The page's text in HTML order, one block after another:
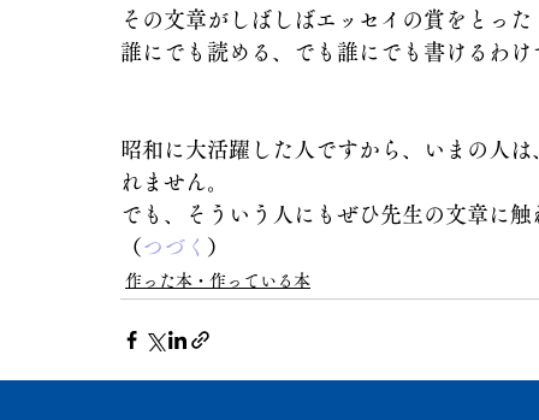
その文章がしばしばエッセイの賞をとっ
誰にでも読める、でも誰にでも書けるわ
昭和に大活躍した人ですから、いまの人
れません。
でも、そういう人にもぜひ先生の文章に
（ つづく ）
作った本・作っている本